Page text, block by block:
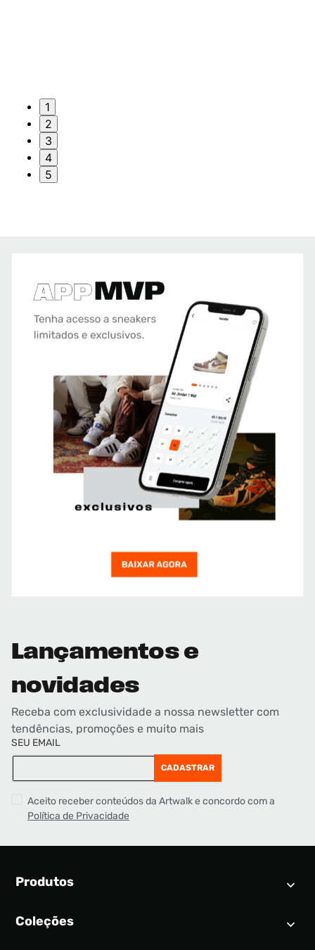
1
2
3
4
5
Lançamentos e
novidades
Receba com exclusividade a nossa newsletter com
tendências, promoções e muito mais
SEU EMAIL
CADASTRAR
Aceito receber conteúdos da Artwalk e concordo com a
Política de Privacidade
Produtos
Calendário SNEAKER
Coleções